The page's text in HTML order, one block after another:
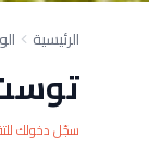
الرئيسية
سجّل دخولك